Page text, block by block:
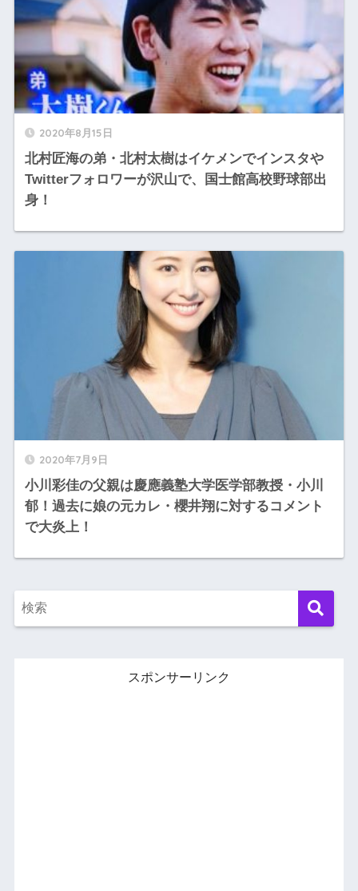
2020年8月15日
北村匠海の弟・北村太樹はイケメンでインスタや
Twitterフォロワーが沢山で、国士館高校野球部出
身！
2020年7月9日
小川彩佳の父親は慶應義塾大学医学部教授・小川
郁！過去に娘の元カレ・櫻井翔に対するコメント
で大炎上！
スポンサーリンク